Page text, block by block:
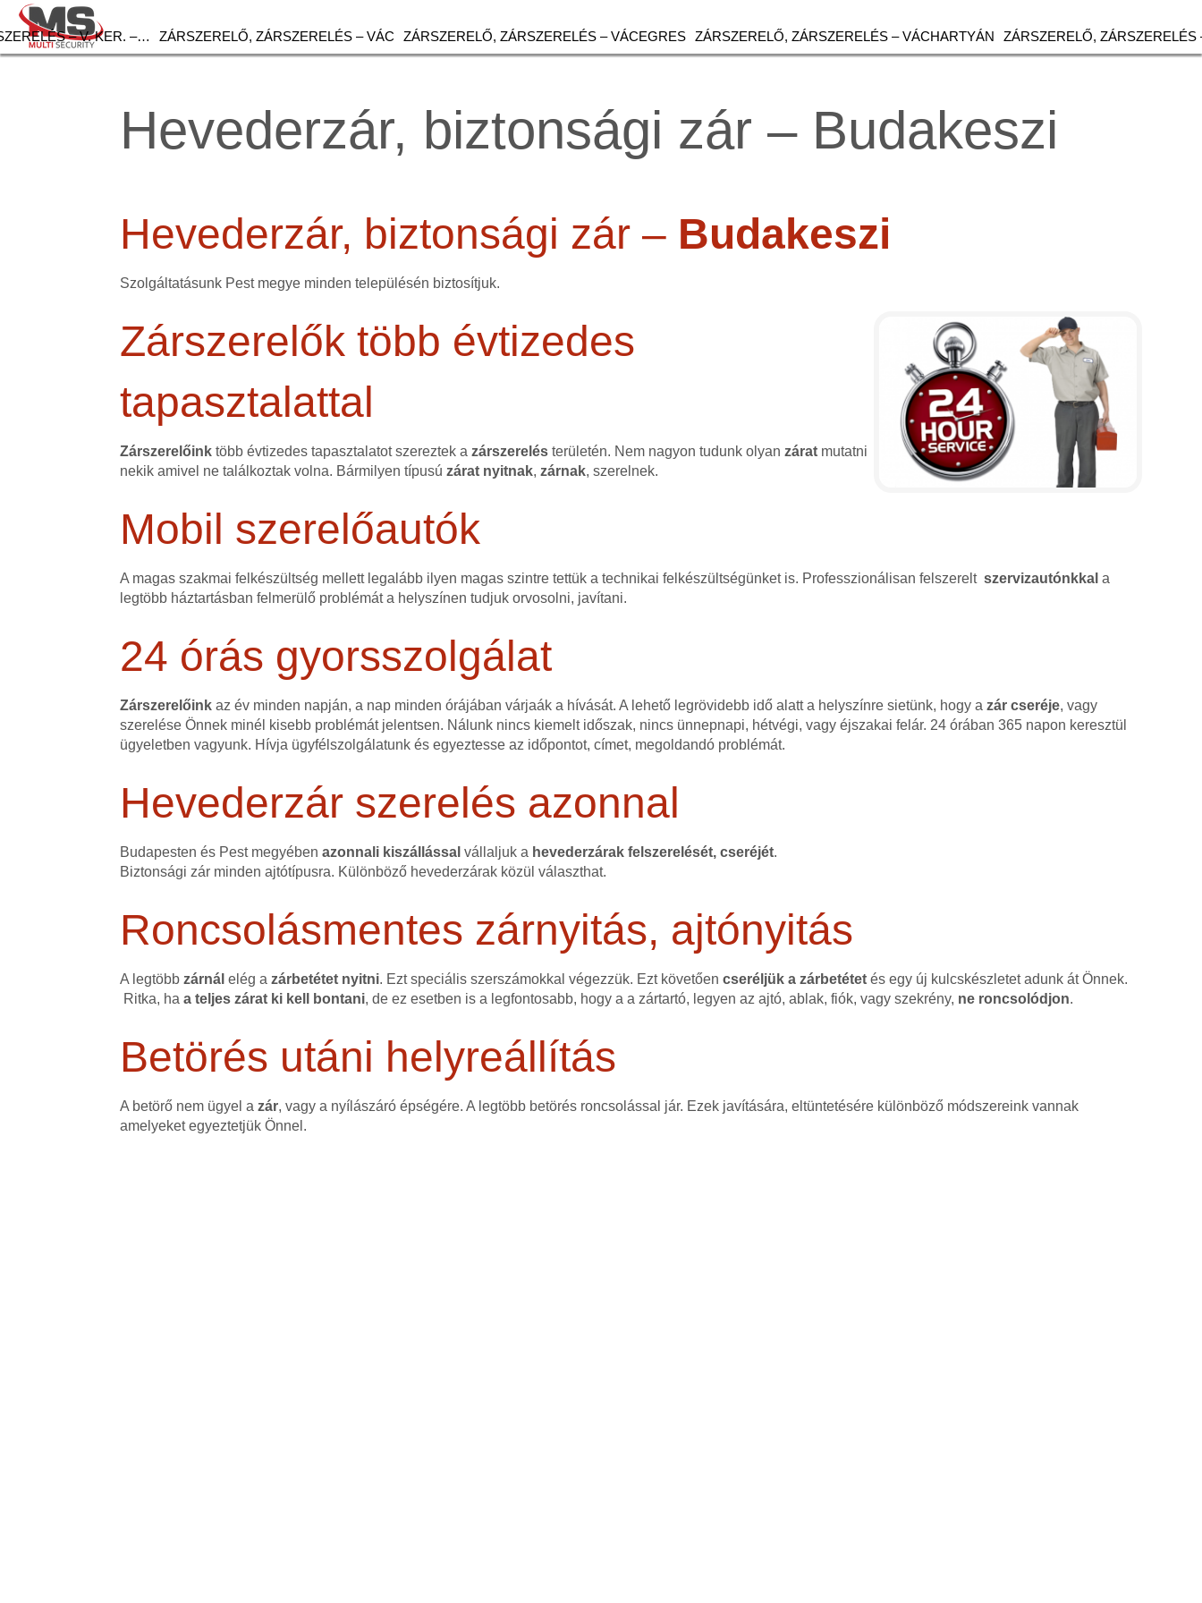
– V. KER. –… ZÁRSZERELŐ, ZÁRSZERELÉS – VÁC ZÁRSZERELŐ, ZÁRSZERELÉS – VÁCEGRES ZÁRSZERELŐ, ZÁRSZERELÉS – VÁCHARTYÁN ZÁRSZERELŐ, ZÁRSZERELÉS
Hevederzár, biztonsági zár – Budakeszi
Hevederzár, biztonsági zár – Budakeszi
Szolgáltatásunk Pest megye minden településén biztosítjuk.
Zárszerelők több évtizedes
tapasztalattal
Zárszerelőink több évtizedes tapasztalatot szereztek azárszerelés területén. Nem nagyon tudunk olyanzárat mutatni
nekik amivel ne találkoztak volna. Bármilyen típusúzárat nyitnak,zárnak, szerelnek.
Mobil szerelőautók
A magas szakmai felkészültség mellett legalább ilyen magas szintre tettük a technikai felkészültségünket is. Professzionálisan felszereltszervizautónkkal a
legtöbb háztartásban felmerülő problémát a helyszínen tudjuk orvosolni, javítani.
24 órás gyorsszolgálat
Zárszerelőink az év minden napján, a nap minden órájában várjaák a hívását. A lehető legrövidebb idő alatt a helyszínre sietünk, hogy azár cseréje, vagy
szerelése Önnek minél kisebb problémát jelentsen. Nálunk nincs kiemelt időszak, nincs ünnepnapi, hétvégi, vagy éjszakai felár. 24 órában 365 napon keresztül
ügyeletben vagyunk. Hívja ügyfélszolgálatunk és egyeztesse az időpontot, címet, megoldandó problémát.
Hevederzár szerelés azonnal
Budapesten és Pest megyében azonnali kiszállással vállaljuk a hevederzárak felszerelését, cseréjét.
Biztonsági zár minden ajtótípusra. Különböző hevederzárak közül választhat.
Roncsolásmentes zárnyitás, ajtónyitás
A legtöbbzárnál elég azárbetétet nyitni. Ezt speciális szerszámokkal végezzük. Ezt követőencseréljük a zárbetétet és egy új kulcskészletet adunk át Önnek.
Ritka, haa teljes zárat ki kell bontani, de ez esetben is a legfontosabb, hogy a a zártartó, legyen az ajtó, ablak, fiók, vagy szekrény, ne roncsolódjon.
Betörés utáni helyreállítás
A betörő nem ügyel azár, vagy a nyílászáró épségére. A legtöbb betörés roncsolással jár. Ezek javítására, eltüntetésére különböző módszereink vannak
amelyeket egyeztetjük Önnel.